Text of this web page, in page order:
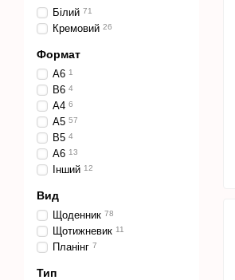
Білий 71
Кремовий 26
Формат
A6 1
B6 4
А4 6
А5 57
В5 4
А6 13
Інший 12
Вид
Щоденник 78
Щотижневик 11
Планінг 7
Тип